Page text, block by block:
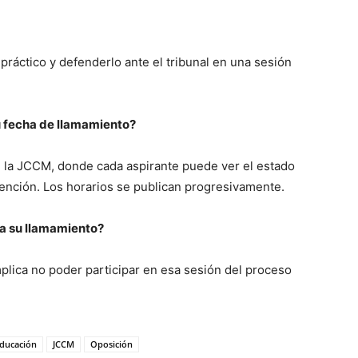
y defenderlo ante el tribunal en una sesión
de llamamiento?
JCCM, donde cada aspirante puede ver el estado
Los horarios se publican progresivamente.
su llamamiento?
no poder participar en esa sesión del proceso
JCCM Oposición